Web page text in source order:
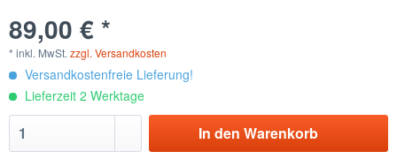
89,00 € *
* inkl. MwSt. zzgl. Versandkosten
Versandkostenfreie Lieferung!
Lieferzeit 2 Werktage
In den Warenkorb